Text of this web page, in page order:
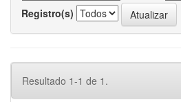
Registro(s)
Resultado 1-1 de 1.